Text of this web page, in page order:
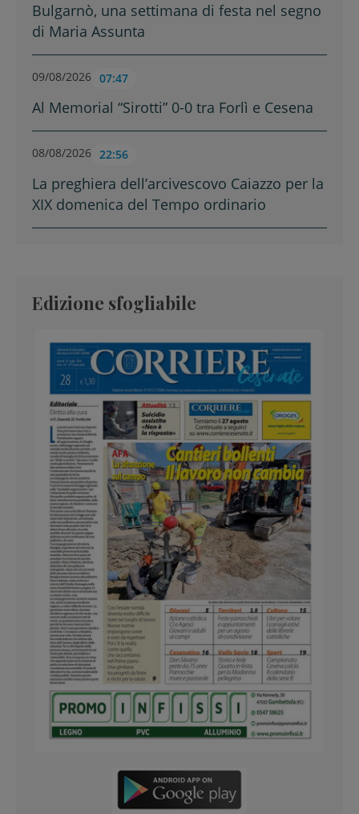
Bulgarnò, una settimana di festa nel segno
di Maria Assunta
09/08/2026 07:47
Al Memorial “Sirotti” 0-0 tra Forlì e Cesena
08/08/2026 22:56
La preghiera dell’arcivescovo Caiazzo per la
XIX domenica del Tempo ordinario
Edizione sfogliabile